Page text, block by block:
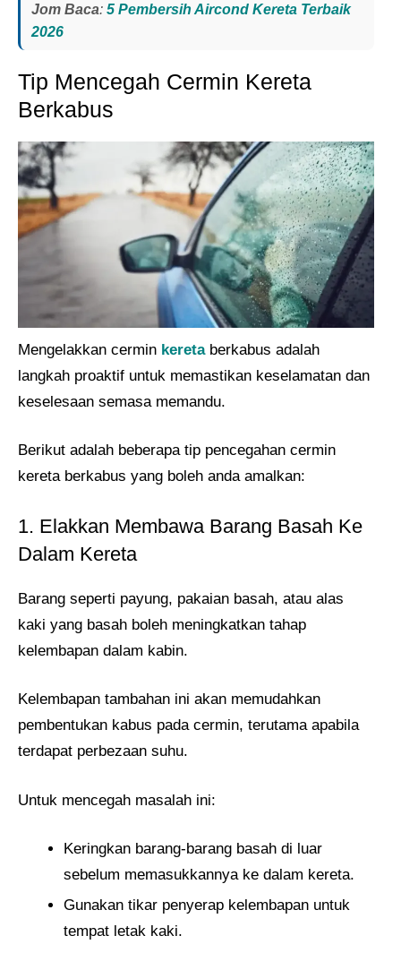
Jom Baca: 5 Pembersih Aircond Kereta Terbaik
2026
Tip Mencegah Cermin Kereta
Berkabus
Mengelakkan cermin keretaberkabus adalah
langkah proaktif untuk memastikan keselamatan dan
keselesaan semasa memandu.
Berikut adalah beberapa tip pencegahan cermin
kereta berkabus yang boleh anda amalkan:
1. Elakkan Membawa Barang Basah Ke
Dalam Kereta
Barang seperti payung, pakaian basah, atau alas
kaki yang basah boleh meningkatkan tahap
kelembapan dalam kabin.
Kelembapan tambahan ini akan memudahkan
pembentukan kabus pada cermin, terutama apabila
terdapat perbezaan suhu.
Untuk mencegah masalah ini:
Keringkan barang-barang basah di luar
sebelum memasukkannya ke dalam kereta.
Gunakan tikar penyerap kelembapan untuk
tempat letak kaki.